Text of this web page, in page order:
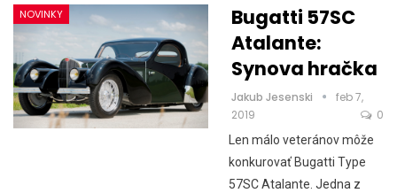
NOVINKY
Bugatti 57SC
Atalante:
Synova hračka
Jakub Jesenski
feb 7,
2019
0
Len málo veteránov môže
konkurovať Bugatti Type
57SC Atalante. Jedna z